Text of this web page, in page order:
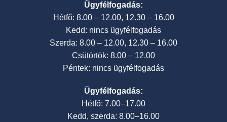
Ügyfélfogadás:
Hétfő: 8.00 – 12.00, 12.30 – 16.00
Kedd: nincs ügyfélfogadás
Szerda: 8.00 – 12.00, 12.30 – 16.00
Csütörtök: 8.00 – 12.00
Péntek: nincs ügyfélfogadás
Ügyfélfogadás:
Hétfő: 7.00–17.00
Kedd, szerda: 8.00–16.00